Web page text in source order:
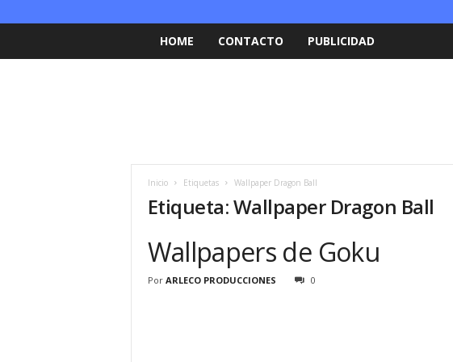
HOME CONTACTO PUBLICIDAD
Inicio Etiquetas Wallpaper Dragon Ball
Etiqueta: Wallpaper Dragon Ball
Wallpapers de Goku
Por ARLECO PRODUCCIONES 0